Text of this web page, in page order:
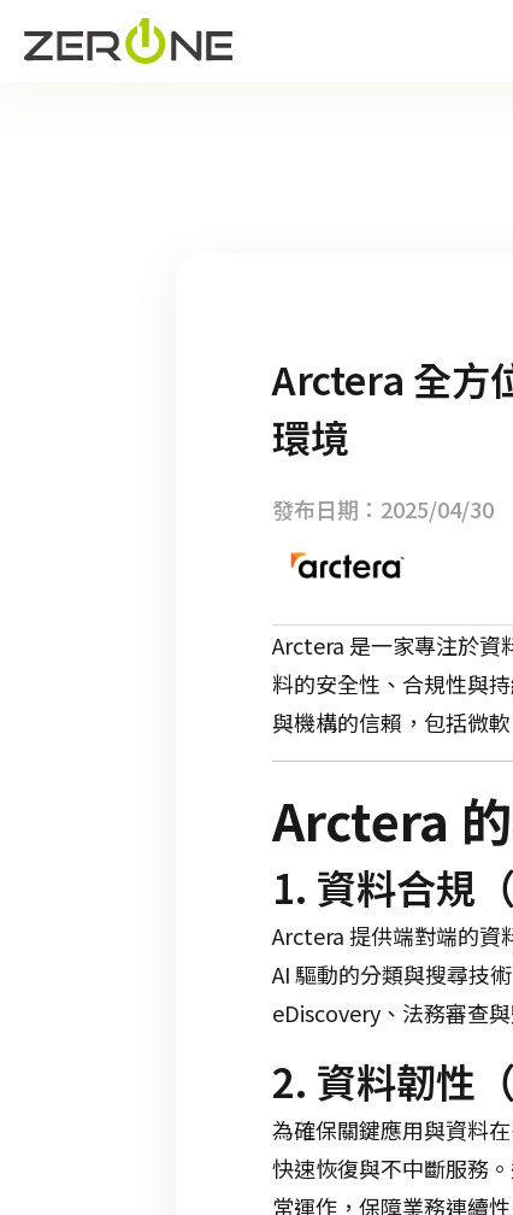
Arctera 全方
環境
發布日期：2025/04/30
Arctera 是一家專注於資
料的安全性、合規性與
與機構的信賴，包括微
Arctera
1. 資料合規
Arctera 提供端對端的資
AI 驅動的分類與搜尋技
eDiscovery、法務審查
2. 資料韌性
為確保關鍵應用與資料
快速恢復與不中斷服務。
常運作，保障業務連續性